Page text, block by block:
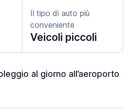
Il tipo di auto più
conveniente
Veicoli piccoli
al giorno all’aeroporto